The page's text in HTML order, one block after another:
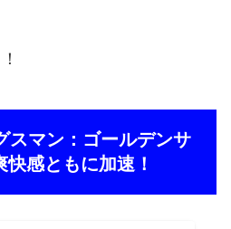
マン：ゴールデンサ
感ともに加速！